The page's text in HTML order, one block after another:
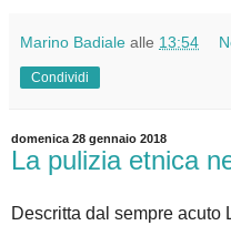
Marino Badiale alle 13:54
Condividi
domenica 28 gennaio 2018
La pulizia etnica
Descritta dal sempre acuto